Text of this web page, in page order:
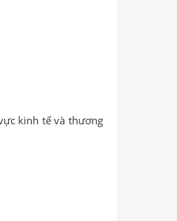
kinh tế và thương